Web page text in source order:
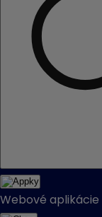
Webové aplikácie